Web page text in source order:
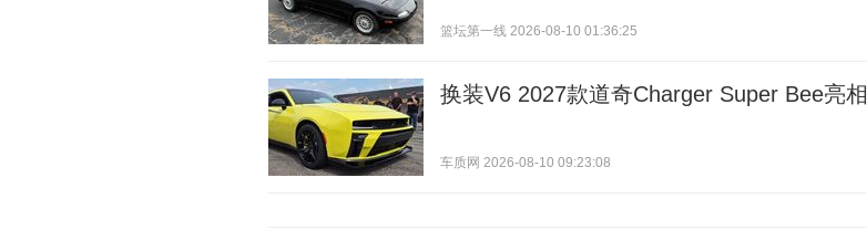
篮坛第一线 2026-08-10 01:36:25
换装V6 2027款道奇Charger Super Bee亮相
车质网 2026-08-10 09:23:08